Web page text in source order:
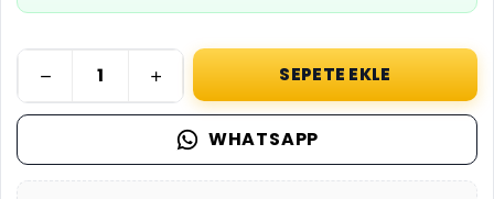
SEPETE EKLE
WHATSAPP